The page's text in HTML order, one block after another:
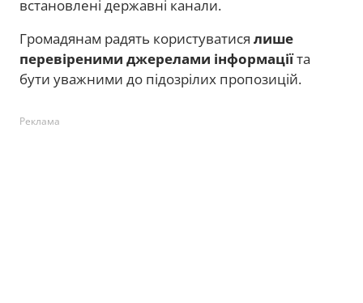
встановлені державні канали.
Громадянам радять користуватися лише
перевіреними джерелами інформаціїта
бути уважними до підозрілих пропозицій.
Реклама